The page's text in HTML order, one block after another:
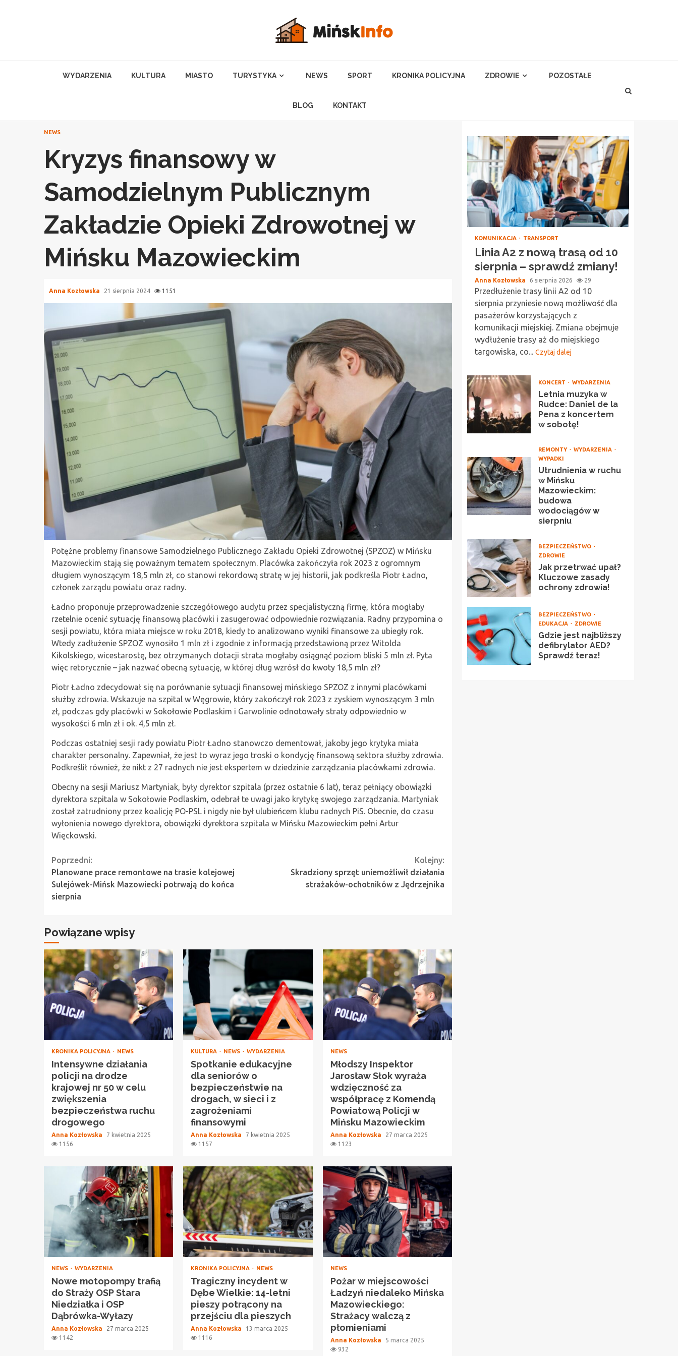
WYDARZENIA KULTURA MIASTO TURYSTYKA NEWS SPORT KRONIKA POLICYJNA ZDROWIE POZOSTAŁE
BLOG KONTAKT
NEWS
Kryzys finansowy w
Samodzielnym Publicznym
Zakładzie Opieki Zdrowotnej w
Mińsku Mazowieckim
Anna Kozłowska 21 sierpnia 2024 1151
Potężne problemy finansowe Samodzielnego Publicznego Zakładu Opieki Zdrowotnej (SPZOZ) w Mińsku
Mazowieckim stają się poważnym tematem społecznym. Placówka zakończyła rok 2023 z ogromnym
długiem wynoszącym 18,5 mln zł, co stanowi rekordową stratę w jej historii, jak podkreśla Piotr Ładno,
członek zarządu powiatu oraz radny.
Ładno proponuje przeprowadzenie szczegółowego audytu przez specjalistyczną firmę, która mogłaby
rzetelnie ocenić sytuację finansową placówki i zasugerować odpowiednie rozwiązania. Radny przypomina o
sesji powiatu, która miała miejsce w roku 2018, kiedy to analizowano wyniki finansowe za ubiegły rok.
Wtedy zadłużenie SPZOZ wynosiło 1 mln zł i zgodnie z informacją przedstawioną przez Witolda
Kikolskiego, wicestarostę, bez otrzymanych dotacji strata mogłaby osiągnąć poziom bliski 5 mln zł. Pyta
więc retorycznie – jak nazwać obecną sytuację, w której dług wzrósł do kwoty 18,5 mln zł?
Piotr Ładno zdecydował się na porównanie sytuacji finansowej mińskiego SPZOZ z innymi placówkami
służby zdrowia. Wskazuje na szpital w Węgrowie, który zakończył rok 2023 z zyskiem wynoszącym 3 mln
zł, podczas gdy placówki w Sokołowie Podlaskim i Garwolinie odnotowały straty odpowiednio w
wysokości 6 mln zł i ok. 4,5 mln zł.
Podczas ostatniej sesji rady powiatu Piotr Ładno stanowczo dementował, jakoby jego krytyka miała
charakter personalny. Zapewniał, że jest to wyraz jego troski o kondycję finansową sektora służby zdrowia.
Podkreślił również, że nikt z 27 radnych nie jest ekspertem w dziedzinie zarządzania placówkami zdrowia.
Obecny na sesji Mariusz Martyniak, były dyrektor szpitala (przez ostatnie 6 lat), teraz pełniący obowiązki
dyrektora szpitala w Sokołowie Podlaskim, odebrał te uwagi jako krytykę swojego zarządzania. Martyniak
został zatrudniony przez koalicję PO-PSL i nigdy nie był ulubieńcem klubu radnych PiS. Obecnie, do czasu
wyłonienia nowego dyrektora, obowiązki dyrektora szpitala w Mińsku Mazowieckim pełni Artur
Więckowski.
Continue
Reading
Poprzedni:
Planowane prace remontowe na trasie kolejowej
Sulejówek-Mińsk Mazowiecki potrwają do końca
sierpnia
Kolejny:
Skradziony sprzęt uniemożliwił działania
strażaków-ochotników z Jędrzejnika
Powiązane wpisy
KRONIKA POLICYJNA NEWS
Intensywne działania
policji na drodze
krajowej nr 50 w celu
zwiększenia
bezpieczeństwa ruchu
drogowego
Anna Kozłowska
7 kwietnia 2025
1156
KULTURA NEWS WYDARZENIA
Spotkanie edukacyjne
dla seniorów o
bezpieczeństwie na
drogach, w sieci i z
zagrożeniami
finansowymi
Anna Kozłowska
7 kwietnia 2025
1157
NEWS
Młodszy Inspektor
Jarosław Słok wyraża
wdzięczność za
współpracę z Komendą
Powiatową Policji w
Mińsku Mazowieckim
Anna Kozłowska
27 marca 2025
1123
NEWS WYDARZENIA
Nowe motopompy trafią
do Straży OSP Stara
Niedziałka i OSP
Dąbrówka-Wyłazy
Anna Kozłowska
27 marca 2025
1142
KRONIKA POLICYJNA NEWS
Tragiczny incydent w
Dębe Wielkie: 14-letni
pieszy potrącony na
przejściu dla pieszych
Anna Kozłowska
13 marca 2025
1116
NEWS
Pożar w miejscowości
Ładzyń niedaleko Mińska
Mazowieckiego:
Strażacy walczą z
płomieniami
Anna Kozłowska
5 marca 2025
932
KOMUNIKACJA TRANSPORT
Linia A2 z nową trasą od 10
sierpnia – sprawdź zmiany!
Anna Kozłowska 6 sierpnia 2026 29
Przedłużenie trasy linii A2 od 10
sierpnia przyniesie nową możliwość dla
pasażerów korzystających z
komunikacji miejskiej. Zmiana obejmuje
wydłużenie trasy aż do miejskiego
targowiska, co... Czytaj dalej
KONCERT WYDARZENIA
Letnia muzyka w
Rudce: Daniel de la
Pena z koncertem
w sobotę!
REMONTY
WYDARZENIA
WYPADKI
Utrudnienia w ruchu
w Mińsku
Mazowieckim:
budowa
wodociągów w
sierpniu
BEZPIECZEŃSTWO
ZDROWIE
Jak przetrwać upał?
Kluczowe zasady
ochrony zdrowia!
BEZPIECZEŃSTWO
EDUKACJA
ZDROWIE
Gdzie jest najbliższy
defibrylator AED?
Sprawdź teraz!